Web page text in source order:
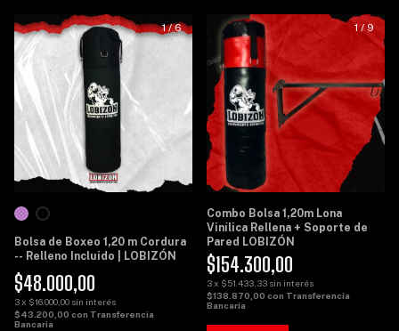
1/6
Bolsa de Boxeo 1,20 m Cordura
-- Relleno Incluido | LOBIZÓN
$48.000,00
3x $16.000,00 sin interés
$43.200,00 con Transferencia
Bancaria
1/ 9
Combo Bolsa 1,20m Lona
Vinílica Rellena + Soporte de
Pared LOBIZÓN
$154.300,00
3x $51.433,33 sin interés
$138.870,00 con Transferencia
Bancaria